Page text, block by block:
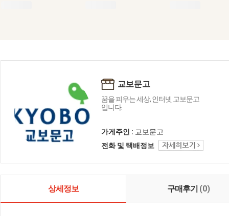
교보문고
꿈을 피우는 세상, 인터넷 교보문고
입니다.
가게주인 : 교보문고
전화 및 택배정보
상세정보 구매후기 (0)